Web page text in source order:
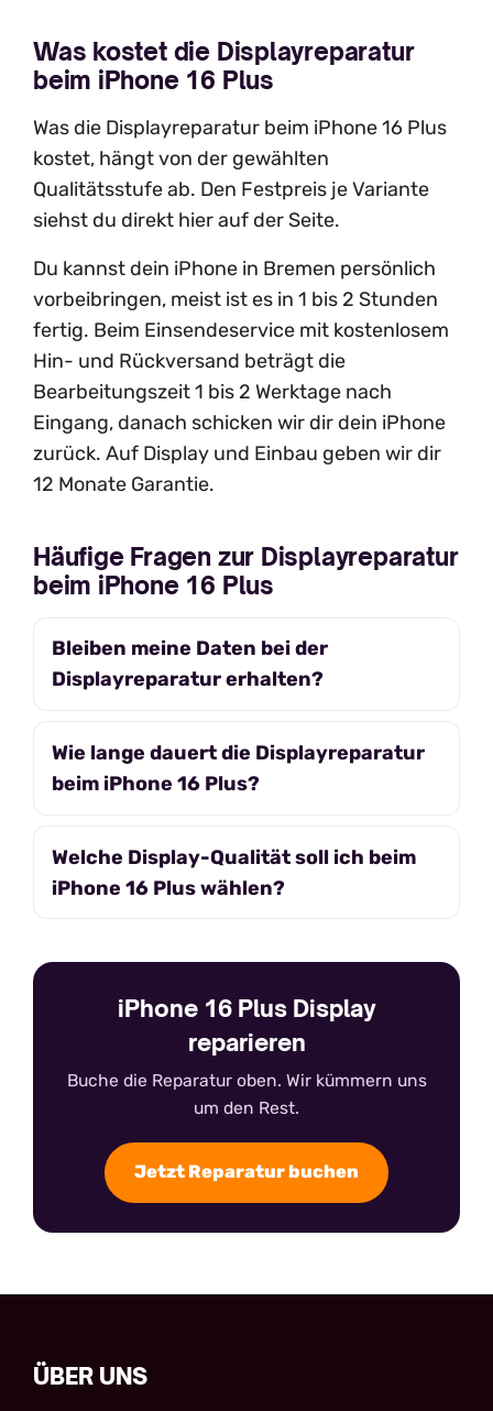
Was kostet die Displayreparatur
beim iPhone 16 Plus
Was die Displayreparatur beim iPhone 16 Plus
kostet, hängt von der gewählten
Qualitätsstufe ab. Den Festpreis je Variante
siehst du direkt hier auf der Seite.
Du kannst dein iPhone in Bremen persönlich
vorbeibringen, meist ist es in 1 bis 2 Stunden
fertig. Beim Einsendeservice mit kostenlosem
Hin- und Rückversand beträgt die
Bearbeitungszeit 1 bis 2 Werktage nach
Eingang, danach schicken wir dir dein iPhone
zurück. Auf Display und Einbau geben wir dir
12 Monate Garantie.
Häufige Fragen zur Displayreparatur
beim iPhone 16 Plus
Bleiben meine Daten bei der
Displayreparatur erhalten?
Wie lange dauert die Displayreparatur
beim iPhone 16 Plus?
Welche Display-Qualität soll ich beim
iPhone 16 Plus wählen?
iPhone 16 Plus Display
reparieren
Buche die Reparatur oben. Wir kümmern uns
um den Rest.
Jetzt Reparatur buchen
ÜBER UNS